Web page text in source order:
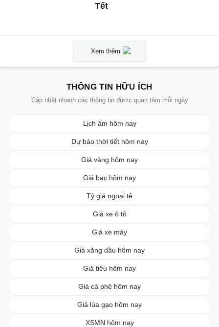
Tết
Xem thêm
THÔNG TIN HỮU ÍCH
Cập nhật nhanh các thông tin được quan tâm mỗi ngày
Lịch âm hôm nay
Dự báo thời tiết hôm nay
Giá vàng hôm nay
Giá bạc hôm nay
Tỷ giá ngoại tệ
Giá xe ô tô
Giá xe máy
Giá xăng dầu hôm nay
Giá tiêu hôm nay
Giá cà phê hôm nay
Giá lúa gạo hôm nay
XSMN hôm nay